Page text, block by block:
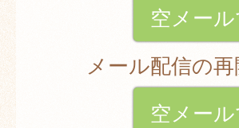
空メー
メール配信の
空メー